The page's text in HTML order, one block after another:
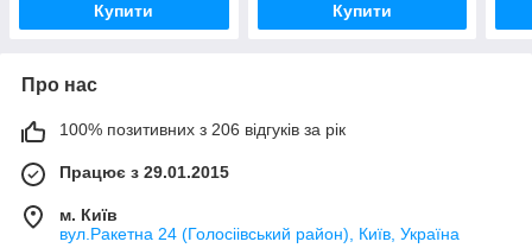
Купити Купити
Про нас
100% позитивних з 206 відгуків за рік
Працює з 29.01.2015
м. Київ
вул.Ракетна 24 (Голосіівський район), Київ, Україна